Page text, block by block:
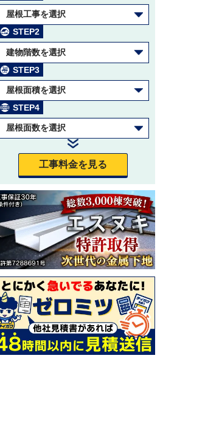
屋根工事を選択
STEP2
建物階数を選択
STEP3
屋根面積を選択
STEP4
屋根面数を選択
工事料金を見る